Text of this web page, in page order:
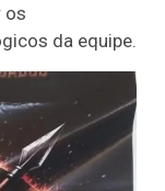
os
da equipe.